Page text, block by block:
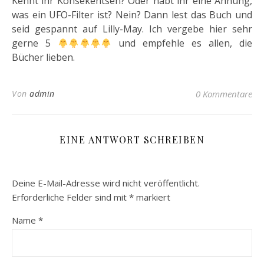
was ein UFO-Filter ist? Nein? Dann lest das Buch und
seid gespannt auf Lilly-May. Ich vergebe hier sehr
gerne 5
und empfehle es allen, die
Bücher lieben.
Von admin 0 Kommentare
EINE ANTWORT SCHREIBEN
Deine E-Mail-Adresse wird nicht veröffentlicht.
Erforderliche Felder sind mit * markiert
Name *